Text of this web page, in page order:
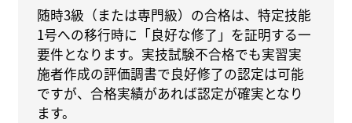
随時3級（または専門級）の合格は、特定技能
1号への移行時に「良好な修了」を証明する一
要件となります。実技試験不合格でも実習実
施者作成の評価調書で良好修了の認定は可能
ですが、合格実績があれば認定が確実となり
ます。